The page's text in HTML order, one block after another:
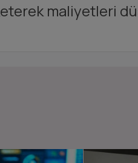
maliyetleri